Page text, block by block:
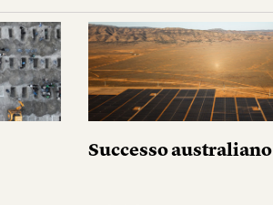
Successo australiano